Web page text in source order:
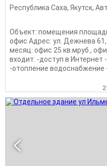
Республика Саха, Якутск,
Объект: помещения
офис Адрес: ул. Дежнева
месяц: офис 25 кв.мруб.,
входит: -доступ в Интернет
-отопление водоснабжение -